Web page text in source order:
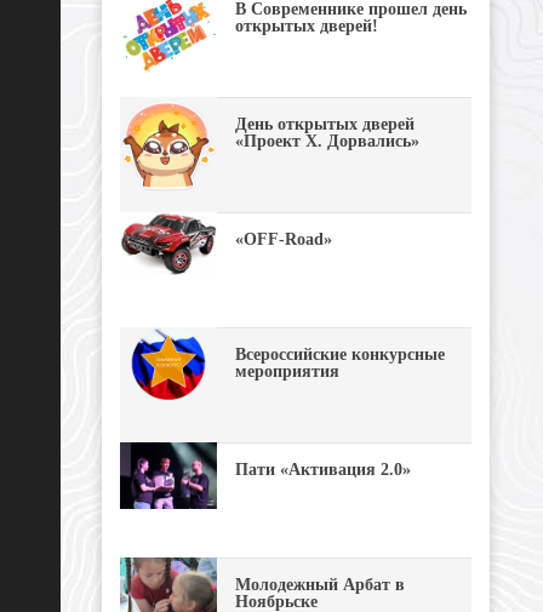
В Современнике прошел день
открытых дверей!
День открытых дверей
«Проект Х. Дорвались»
«OFF-Road»
Всероссийские конкурсные
мероприятия
Пати «Активация 2.0»
Молодежный Арбат в
Ноябрьске